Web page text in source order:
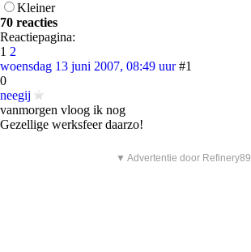
Kleiner
70 reacties
Reactiepagina:
1 2
woensdag 13 juni 2007, 08:49 uur #1
0
neegij
vanmorgen vloog ik nog
Gezellige werksfeer daarzo!
▼ Advertentie door Refinery89